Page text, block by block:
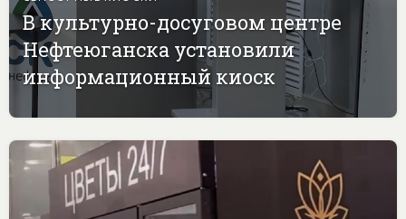
В культурно-досуговом центре
Нефтеюганска установили
информационный киоск